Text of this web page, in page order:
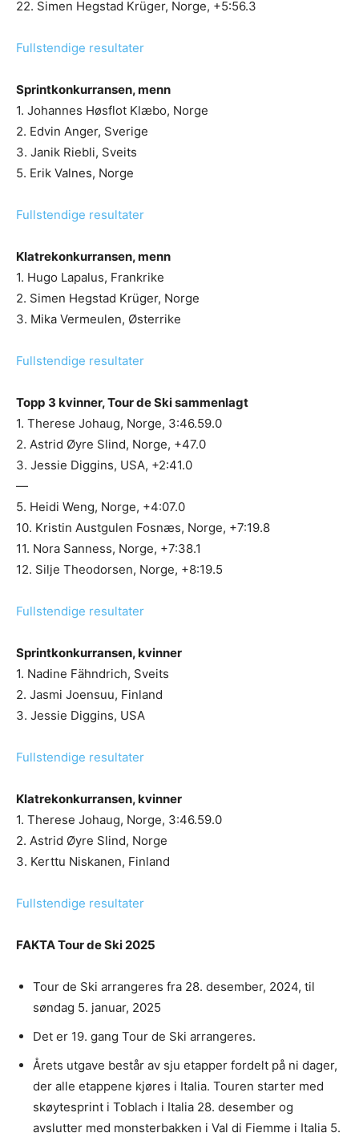
22. Simen Hegstad Krüger, Norge, +5:56.3
Fullstendige resultater
Sprintkonkurransen, menn
1. Johannes Høsflot Klæbo, Norge
2. Edvin Anger, Sverige
3. Janik Riebli, Sveits
5. Erik Valnes, Norge
Fullstendige resultater
Klatrekonkurransen, menn
1. Hugo Lapalus, Frankrike
2. Simen Hegstad Krüger, Norge
3. Mika Vermeulen, Østerrike
Fullstendige resultater
Topp 3 kvinner, Tour de Ski sammenlagt
1. Therese Johaug, Norge, 3:46.59.0
2. Astrid Øyre Slind, Norge, +47.0
3. Jessie Diggins, USA, +2:41.0
—
5. Heidi Weng, Norge, +4:07.0
10. Kristin Austgulen Fosnæs, Norge, +7:19.8
11. Nora Sanness, Norge, +7:38.1
12. Silje Theodorsen, Norge, +8:19.5
Fullstendige resultater
Sprintkonkurransen, kvinner
1. Nadine Fähndrich, Sveits
2. Jasmi Joensuu, Finland
3. Jessie Diggins, USA
Fullstendige resultater
Klatrekonkurransen, kvinner
1. Therese Johaug, Norge, 3:46.59.0
2. Astrid Øyre Slind, Norge
3. Kerttu Niskanen, Finland
Fullstendige resultater
FAKTA Tour de Ski 2025
Tour de Ski arrangeres fra 28. desember, 2024, til
søndag 5. januar, 2025
Det er 19. gang Tour de Ski arrangeres.
Årets utgave består av sju etapper fordelt på ni dager,
der alle etappene kjøres i Italia. Touren starter med
skøytesprint i Toblach i Italia 28. desember og
avslutter med monsterbakken i Val di Fiemme i Italia 5.